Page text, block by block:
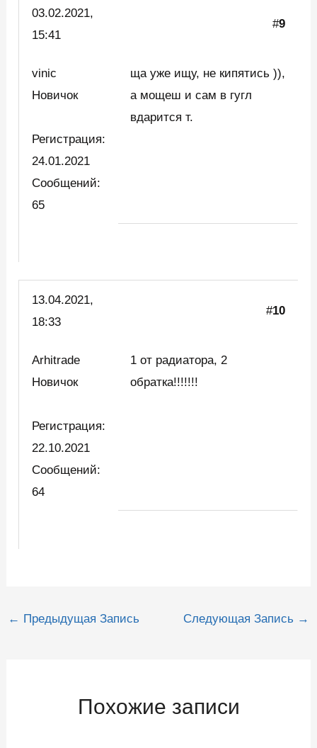
03.02.2021,
15:41
#9
vinic
Новичок
Регистрация:
24.01.2021
Сообщений:
65
ща уже ищу, не кипятись )),
а мощеш и сам в гугл
вдарится т.
13.04.2021,
18:33
#10
Arhitrade
Новичок
Регистрация:
22.10.2021
Сообщений:
64
1 от радиатора, 2
обратка!!!!!!!
Навигация
← Предыдущая Запись Следующая Запись →
Похожие записи